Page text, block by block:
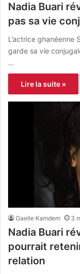
Nadia Buari
pas sa vie
L’actrice ghanéenne
garde sa vie
…
Lire la suite »
Gaelle Kamdem 3
Nadia Buari
pourrait
relation